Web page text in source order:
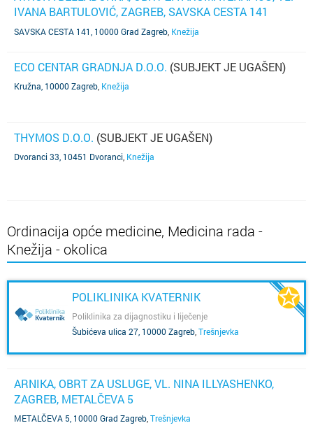
IVANA BARTULOVIĆ, ZAGREB, SAVSKA CESTA 141
(SUBJEKT JE UGAŠEN)
SAVSKA CESTA 141, 10000 Grad Zagreb Knežija
ECO CENTAR GRADNJA D.O.O. (SUBJEKT JE UGAŠEN)
Kružna, 10000 Zagreb Knežija
THYMOS D.O.O. (SUBJEKT JE UGAŠEN)
Dvoranci 33, 10451 Dvoranci Knežija
Ordinacija opće medicine, Medicina rada -
Knežija - okolica
POLIKLINIKA KVATERNIK
Poliklinika za dijagnostiku i liječenje
Šubićeva ulica 27, 10000 Zagreb Trešnjevka
ARNIKA, OBRT ZA USLUGE, VL. NINA ILLYASHENKO,
ZAGREB, METALČEVA 5
METALČEVA 5, 10000 Grad Zagreb Trešnjevka